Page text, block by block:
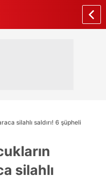
silahlı saldırı! 6 şüpheli
silahlı